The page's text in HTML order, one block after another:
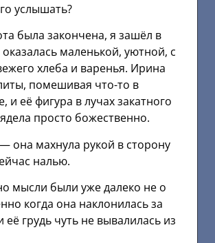
услышать?
была закончена, я зашёл в
маленькой, уютной, с
хлеба и варенья. Ирина
помешивая что-то в
и её фигура в лучах закатного
просто божественно.
она махнула рукой в сторону
налью.
мысли были уже далеко не о
когда она наклонилась за
грудь чуть не вывалилась из